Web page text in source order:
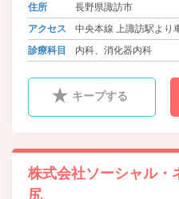
住所
長野県諏訪市
アクセス
中央本線 上諏訪駅より
中央本線 茅野駅より車
診療科目 内科、消化器内科
キープする
株式会社ソーシャル・
尻